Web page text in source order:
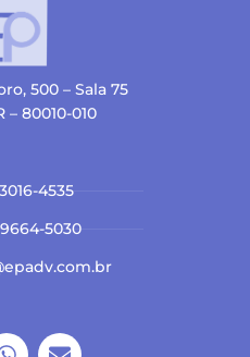
500 – Sala 75
80010-010
4535
5030